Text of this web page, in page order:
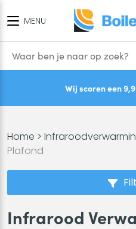
MENU
Wij scoren een 9,9
Home >
Plafond
Infrarood